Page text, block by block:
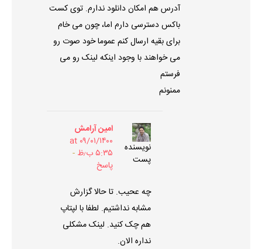
آدرس هم امکان دانلود ندارم. توی کست
باکس دسترسی دارم اما، چون می خام
برای بقیه ارسال کنم عموما خود صوت رو
می خواهند با وجود اینکه لینک رو می
فرستم
ممنونم
نویسنده
پست
امین آرامش
۰۹/۰۱/۱۴۰۰ at
۵:۳۵ ب٫ظ
پاسخ
چه عحیب. تا حالا گزارش
مشابه نداشتیم. لطفا با لپتاپ
هم چک کنید. لینک مشکلی
نداره الان.